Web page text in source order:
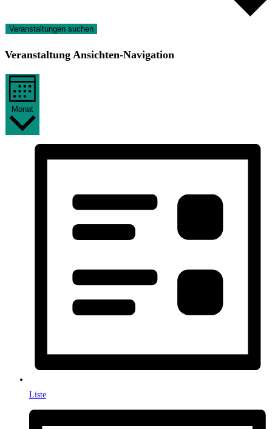
Veranstaltungen suchen
Veranstaltung Ansichten-Navigation
Monat
Liste